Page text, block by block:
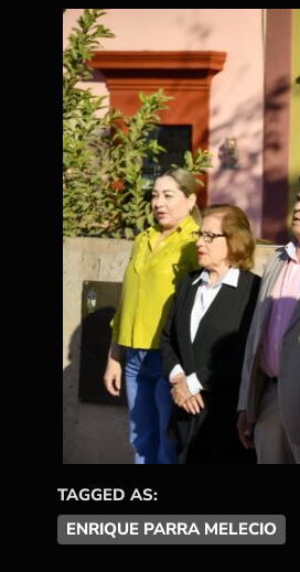
TAGGED AS:
ENRIQUE PARRA MELECIO